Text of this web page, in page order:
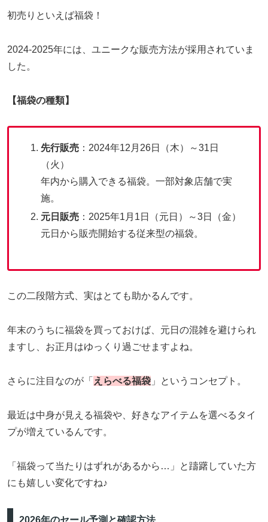
初売りといえば福袋！
2024-2025年には、ユニークな販売方法が採用されていま
した。
【福袋の種類】
先行販売 ：2024年12月26日（木）～31日
（火）
年内から購入できる福袋。一部対象店舗で実
施。
元日販売 ：2025年1月1日（元日）～3日（金）
元日から販売開始する従来型の福袋。
この二段階方式、実はとても助かるんです。
年末のうちに福袋を買っておけば、元日の混雑を避けられ
ますし、お正月はゆっくり過ごせますよね。
さらに注目なのが「 えらべる福袋 」というコンセプト。
最近は中身が見える福袋や、好きなアイテムを選べるタイ
プが増えているんです。
「福袋って当たりはずれがあるから…」と躊躇していた方
にも嬉しい変化ですね♪
2026年のセール予測と確認方法